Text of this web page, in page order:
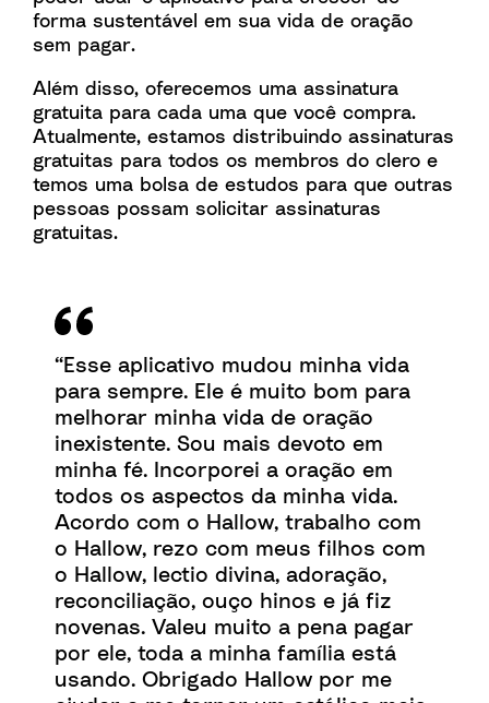
forma sustentável em sua vida de oração
sem pagar.
Além disso, oferecemos uma assinatura
gratuita para cada uma que você compra.
Atualmente, estamos distribuindo assinaturas
gratuitas para todos os membros do clero e
temos uma bolsa de estudos para que outras
pessoas possam solicitar assinaturas
gratuitas.
“Esse aplicativo mudou minha vida
para sempre. Ele é muito bom para
melhorar minha vida de oração
inexistente. Sou mais devoto em
minha fé. Incorporei a oração em
todos os aspectos da minha vida.
Acordo com o Hallow, trabalho com
o Hallow, rezo com meus filhos com
o Hallow, lectio divina, adoração,
reconciliação, ouço hinos e já fiz
novenas. Valeu muito a pena pagar
por ele, toda a minha família está
usando. Obrigado Hallow por me